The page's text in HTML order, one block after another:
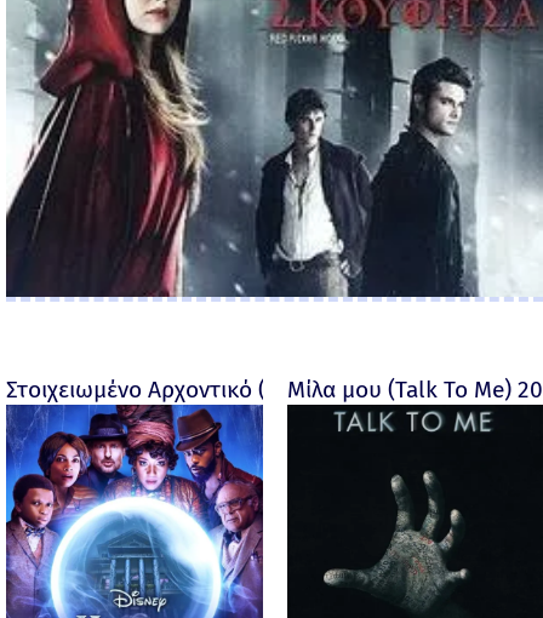
Στοιχειωμένο Αρχοντικό (Haunted Mansion) - 2023
Μίλα μου (Talk To Me)